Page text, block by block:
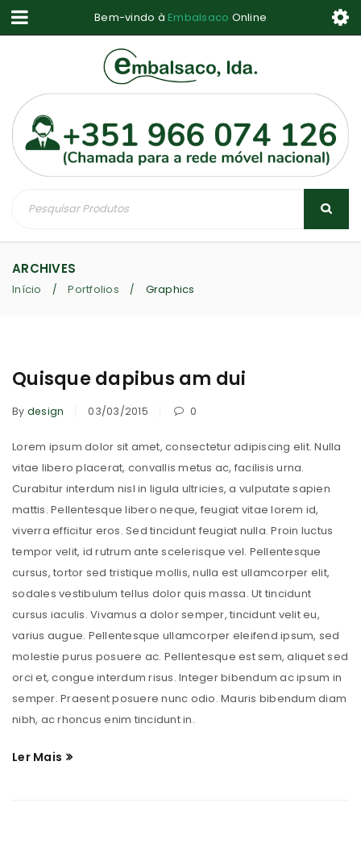
Bem-vindo à Embalsaco Online
ARCHIVES
Início / Portfolios / Graphics
Quisque dapibus am dui
By design 03/03/2015 0
Lorem ipsum dolor sit amet, consectetur adipiscing elit. Nulla
vitae libero placerat, convallis metus ac, facilisis urna.
Curabitur interdum nisl in ligula ultricies, a vulputate sapien
mattis. Pellentesque libero neque, feugiat vitae lorem id,
viverra efficitur eros. Sed tincidunt feugiat nulla. Proin luctus
tempor velit, id rutrum ante scelerisque vel. Pellentesque
cursus, tortor sed tristique mollis, nulla est ullamcorper elit,
sodales vestibulum tellus dolor quis massa. Ut tincidunt
cursus iaculis. Vivamus a dolor semper, tincidunt velit eu,
varius augue. Pellentesque ullamcorper eleifend ipsum, sed
molestie purus posuere ac. Pellentesque est sem, aliquet sed
orci et, congue interdum risus. Integer bibendum ac ipsum in
semper. Praesent posuere nunc odio. Mauris bibendum diam
nibh, ac rhoncus enim tincidunt in.
Ler Mais